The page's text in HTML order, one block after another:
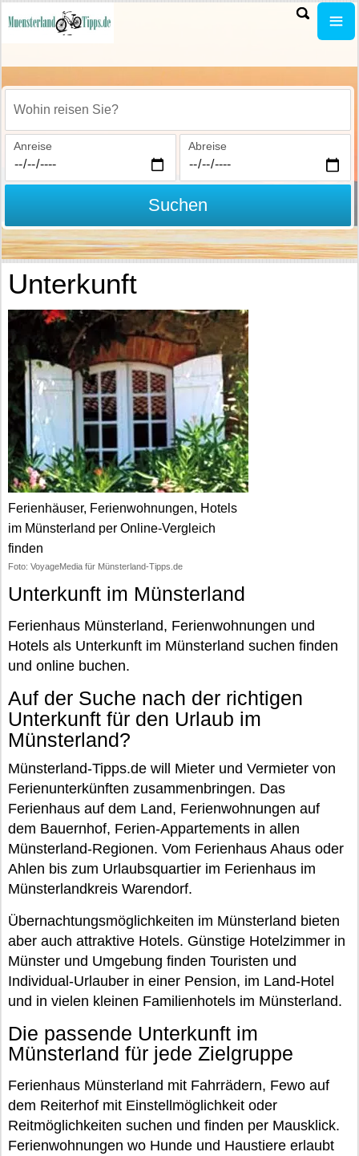
Wohin reisen Sie?
Anreise Abreise
Suchen
Unterkunft
Ferienhäuser, Ferienwohnungen, Hotels
im Münsterland per Online-Vergleich
finden
Foto: VoyageMedia für Münsterland-Tipps.de
Unterkunft im Münsterland
Ferienhaus Münsterland, Ferienwohnungen und
Hotels als Unterkunft im Münsterland suchen finden
und online buchen.
Auf der Suche nach der richtigen
Unterkunft für den Urlaub im
Münsterland?
Münsterland-Tipps.de will Mieter und Vermieter von
Ferienunterkünften zusammenbringen. Das
Ferienhaus auf dem Land, Ferienwohnungen auf
dem Bauernhof, Ferien-Appartements in allen
Münsterland-Regionen. Vom Ferienhaus Ahaus oder
Ahlen bis zum Urlaubsquartier im Ferienhaus im
Münsterlandkreis Warendorf.
Übernachtungsmöglichkeiten im Münsterland bieten
aber auch attraktive Hotels. Günstige Hotelzimmer in
Münster und Umgebung finden Touristen und
Individual-Urlauber in einer Pension, im Land-Hotel
und in vielen kleinen Familienhotels im Münsterland.
Die passende Unterkunft im
Münsterland für jede Zielgruppe
Ferienhaus Münsterland mit Fahrrädern, Fewo auf
dem Reiterhof mit Einstellmöglichkeit oder
Reitmöglichkeiten suchen und finden per Mausklick.
Ferienwohnungen wo Hunde und Haustiere erlaubt